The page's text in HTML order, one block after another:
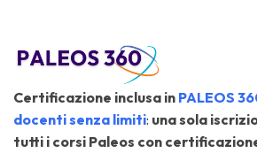
Certificazione inclusa in PALEOS
docenti senza limiti: una sola
tutti i corsi Paleos con